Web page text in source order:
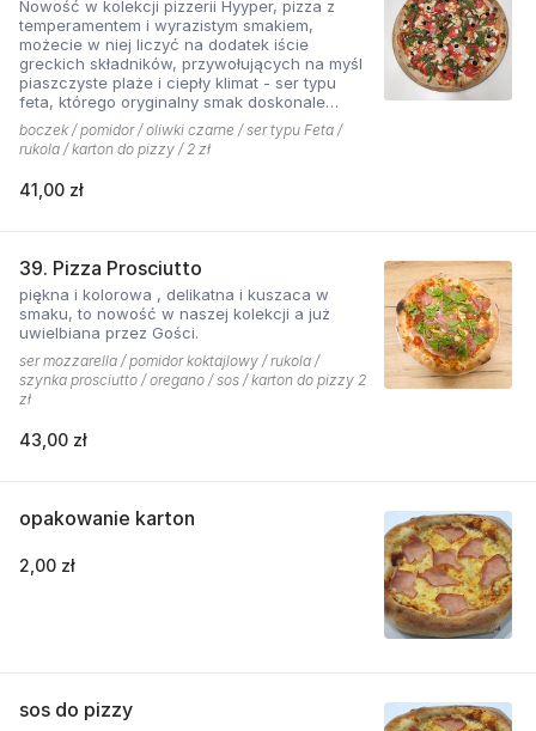
Nowość w kolekcji pizzerii Hyyper, pizza z
temperamentem i wyrazistym smakiem,
możecie w niej liczyć na dodatek iście
greckich składników, przywołujących na myśl
piaszczyste plaże i ciepły klimat - ser typu
feta, którego oryginalny smak doskonale
współgra z przypieczoną czerwoną cebulką,
a także oliwki czarne, które nadają pizzy
wyjątkowo greckiego charakteru, wszystko to
grillowanego boczku. Jest to pizza dla
boją się poznawać nowych połączeń.
boczek / pomidor / oliwki czarne / ser typu Feta /
rukola / karton do pizzy / 2 zł
41,00 zł
39. Pizza Prosciutto
piękna i kolorowa , delikatna i kuszaca w
smaku, to nowość w naszej kolekcji a już
uwielbiana przez Gości.
ser mozzarella / pomidor koktajlowy / rukola /
szynka prosciutto / oregano / sos / karton do pizzy 2
zł
43,00 zł
opakowanie karton
2,00 zł
sos do pizzy